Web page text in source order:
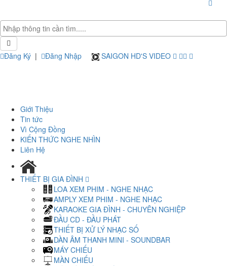
Đăng Ký | Đăng Nhập SAIGON HD'S VIDEO
Giới Thiệu
Tin tức
Vì Cộng Đồng
KIẾN THỨC NGHE NHÌN
Liên Hệ
THIẾT BỊ GIA ĐÌNH
LOA XEM PHIM - NGHE NHẠC
AMPLY XEM PHIM - NGHE NHẠC
KARAOKE GIA ĐÌNH - CHUYÊN NGHIỆP
ĐẦU CD - ĐẦU PHÁT
THIẾT BỊ XỬ LÝ NHẠC SỐ
DÀN ÂM THANH MINI - SOUNDBAR
MÁY CHIẾU
MÀN CHIẾU